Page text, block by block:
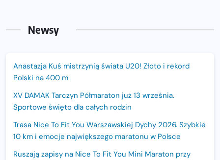
Newsy
Anastazja Kuś mistrzynią świata U20! Złoto i rekord
Polski na 400 m
XV DAMAK Tarczyn Półmaraton już 13 września.
Sportowe święto dla całych rodzin
Trasa Nice To Fit You Warszawskiej Dychy 2026. Szybkie
10 km i emocje największego maratonu w Polsce
Ruszają zapisy na Nice To Fit You Mini Maraton przy